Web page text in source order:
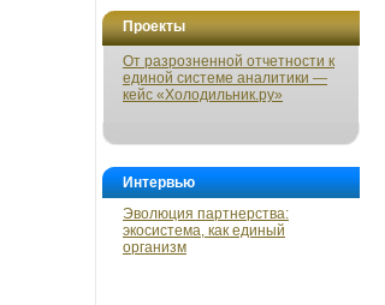
Проекты
От разрозненной отчетности к
единой системе аналитики —
кейс «Холодильник.ру»
Интервью
Эволюция партнерства:
экосистема, как единый
организм